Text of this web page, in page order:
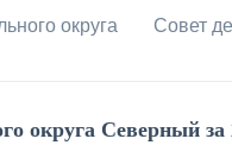
округа Совет
округа Северный за